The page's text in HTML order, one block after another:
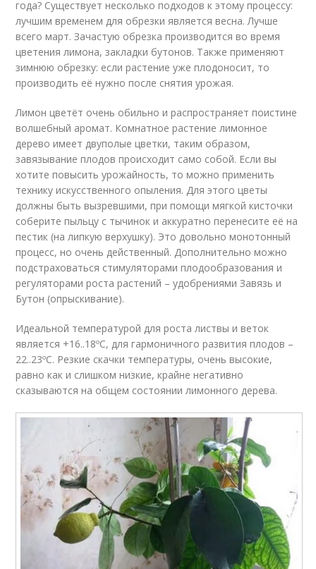
года? Существует несколько подходов к этому процессу:
лучшим временем для обрезки является весна. Лучше
всего март. Зачастую обрезка производится во время
цветения лимона, закладки бутонов. Также применяют
зимнюю обрезку: если растение уже плодоносит, то
производить её нужно после снятия урожая.
Лимон цветёт очень обильно и распространяет поистине
волшебный аромат. Комнатное растение лимонное
дерево имеет двуполые цветки, таким образом,
завязывание плодов происходит само собой. Если вы
хотите повысить урожайность, то можно применить
технику искусственного опыления. Для этого цветы
должны быть вызревшими, при помощи мягкой кисточки
соберите пыльцу с тычинок и аккуратно перенесите её на
пестик (на липкую верхушку). Это довольно монотонный
процесс, но очень действенный. Дополнительно можно
подстраховаться стимуляторами плодообразования и
регуляторами роста растений – удобрениями Завязь и
Бутон (опрыскивание).
Идеальной температурой для роста листвы и веток
является +16..18ºC, для гармоничного развития плодов –
22..23ºC. Резкие скачки температуры, очень высокие,
равно как и слишком низкие, крайне негативно
сказываются на общем состоянии лимонного дерева.